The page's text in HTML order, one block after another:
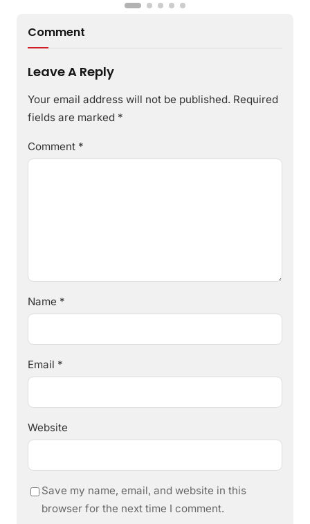
Comment
Leave A Reply
Your email address will not be published. Required
fields are marked *
Comment *
Name *
Email *
Website
Save my name, email, and website in this
browser for the next time I comment.